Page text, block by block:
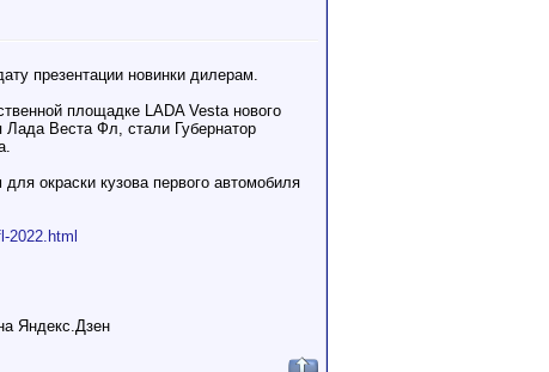
презентации новинки дилерам.
площадке LADA Vesta нового
Лада Веста Фл, стали Губернатор
окраски кузова первого автомобиля
2022.html
Яндекс.Дзен